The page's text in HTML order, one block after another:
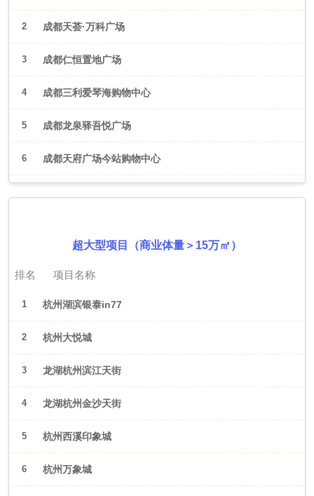
2 成都天荟·万科广场
3 成都仁恒置地广场
4 成都三利爱琴海购物中心
5 成都龙泉驿吾悦广场
6 成都天府广场今站购物中心
超大型项目（商业体量＞15万㎡）
排名 项目名称
1 杭州湖滨银泰in77
2 杭州大悦城
3 龙湖杭州滨江天街
4 龙湖杭州金沙天街
5 杭州西溪印象城
6 杭州万象城